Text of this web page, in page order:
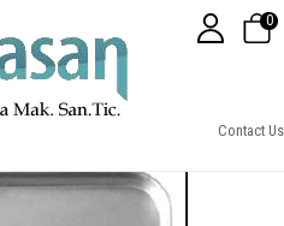
Contact Us
0